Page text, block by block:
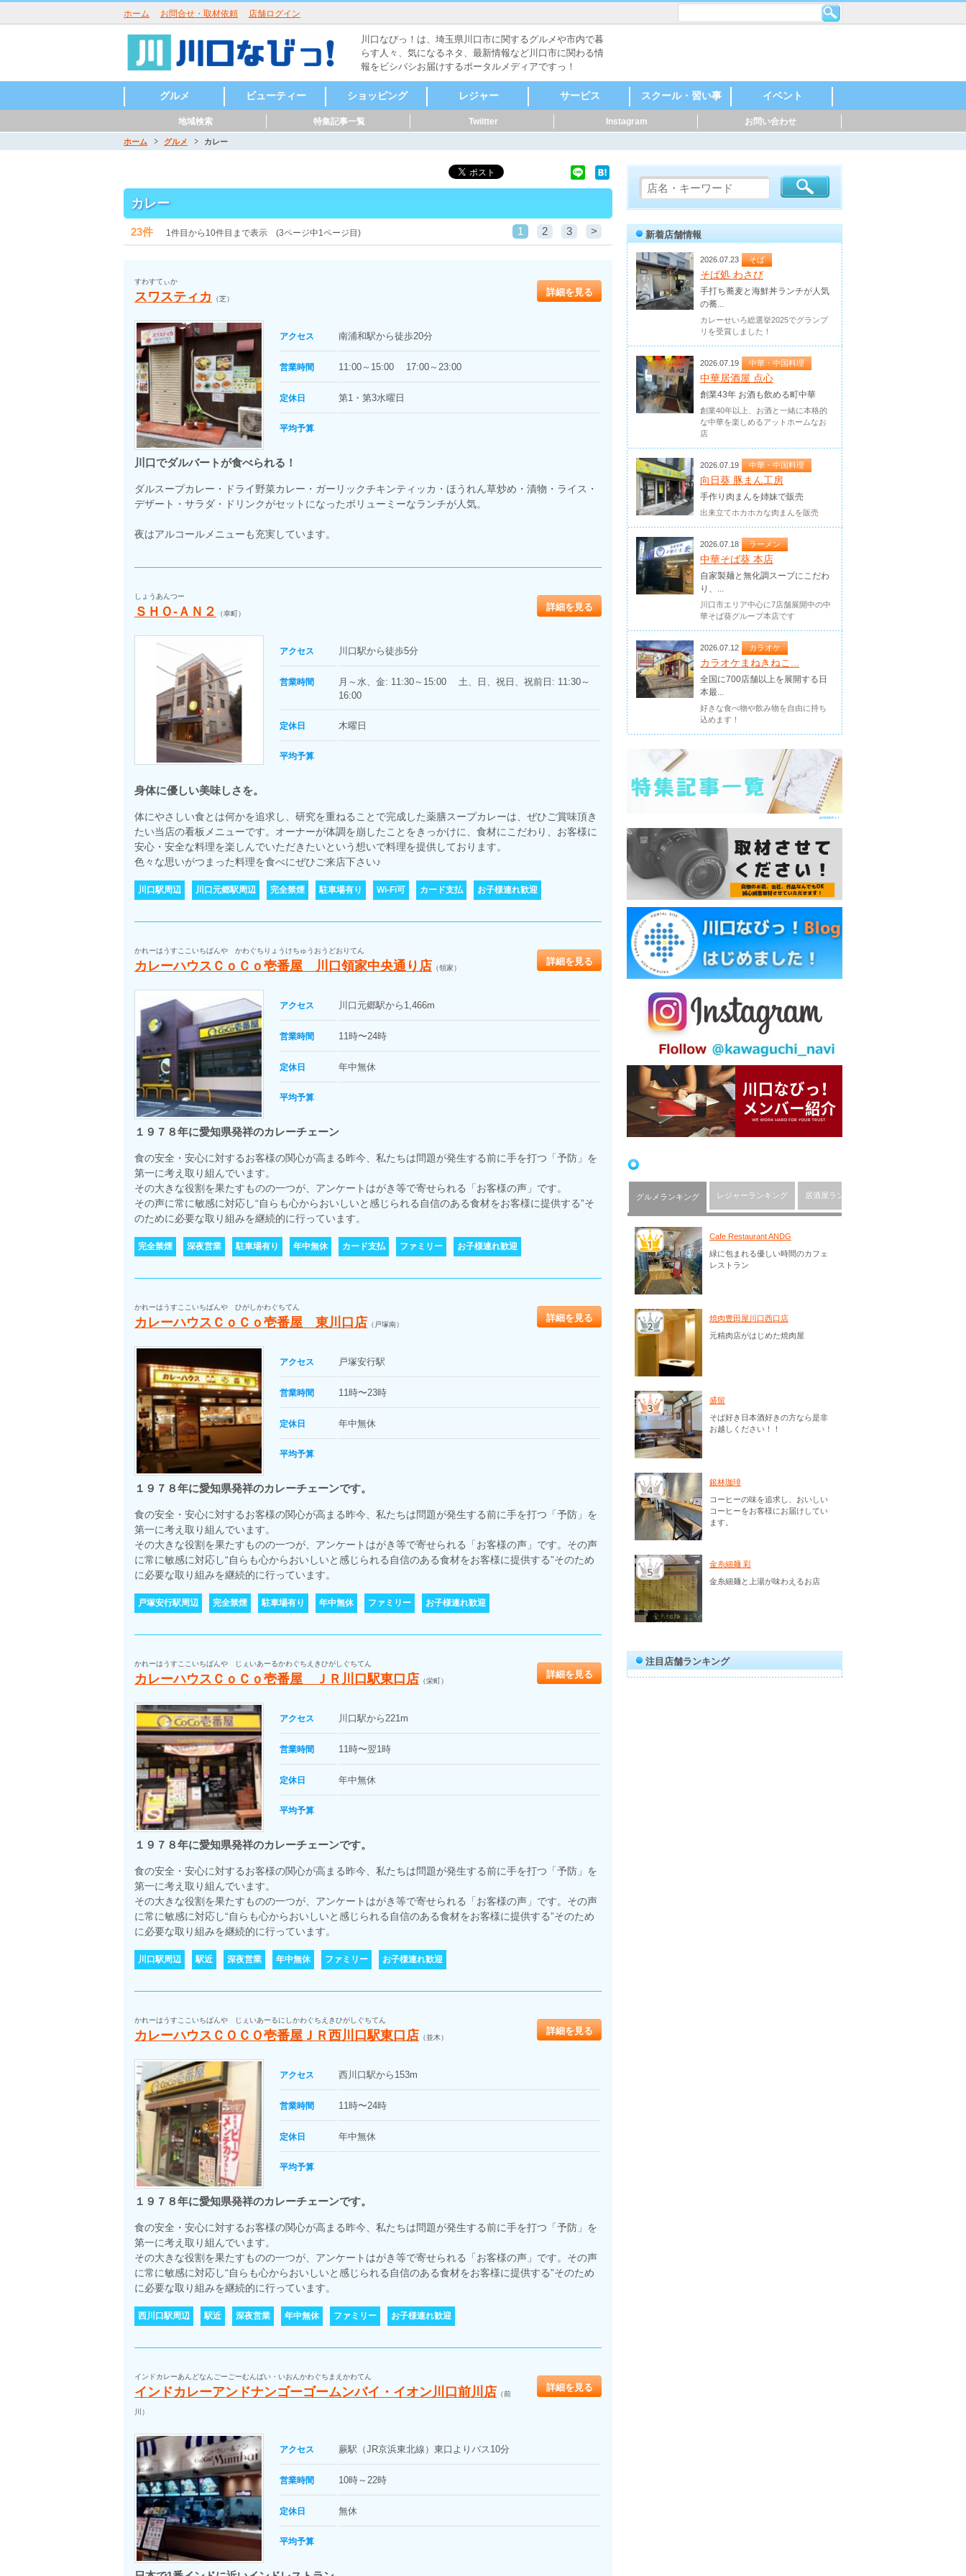
ホーム お問合せ・取材依頼 店舗ログイン
川口なびっ！は、埼玉県川口市に関するグルメや市内で暮
らす人々、気になるネタ、最新情報など川口市に関わる情
報をビシバシお届けするポータルメディアですっ！
グルメ
うどん・そば・麺類
居酒屋・酒屋
和食・日本料理
中華・中国料理
焼肉・鉄板焼
洋食・西洋料理
カフェ・スイーツ
魚介・海鮮料理
アジア・エスニック
カラオケ・パーティ
焼き鳥・からあげ
お弁当・キッチンカ
ー・屋台
その他グルメ
ハンバーガー
ビューティー ショッピング
食料品
ファッション レディース
アクセサリー
本・雑誌・漫画
家電・電化製品
自転車・バイク
新車・中古車
スポーツ用品
メガネ・コンタク
ト・サングラス
CD・DVD
リサイクルショップ
骨董・陶磁器
着物・呉服
美容・健康
家具・インテリア
花・ガーデニング
雑貨
ペット用品
音楽・楽器
セレクトショップ
ドラッグストア・薬
局
その他
ヴィンテージ・古道
具
キャンプ・アウトド
ア
レジャー
カラオケ
ボーリング・ダーツ
ゲームセンター
映画館・劇場
健康ランド・温泉
占い・手相
バッティング
ライブハウス・音楽
体験・ツアー
その他レジャー
サービス
リラクゼーション
カイロプラクティッ
ク
レンタルショップ
レンタルスペース・
シェアオフィス
便利屋・家事代行・
掃除
建築・土木・造園 機械・金属・鉄鋼
印刷・製紙
化学・石油化学
自動車・自動車部
品・バイク
製薬・化粧品
食品・飲料
建築・住宅
質屋・リサイクルシ
ョップ
パフォーマー・ダン
ス
クリーニング・コイ
ンランドリー
アニマル・ペット
花・フラワーアート
スクール・習い事
英語・英会話
スポーツ
料理
音楽
美容・ネイル
着付け・作法
花・ガーデニング
絵・芸術
塾
幼稚園・保育園
マッサージ
ダンス・日本舞踊
ヨガ・ピラティス
ハンドクラフト
イベント
神社・仏閣
お祭り・花火
親子参加型
○○教室
スポーツイベント
音楽・楽器
マルシェ
地域検索
川口駅周辺
東川口駅周辺
西川口駅周辺
川口元郷駅周辺
南鳩ヶ谷駅周辺
鳩ヶ谷駅周辺
新井宿駅周辺
戸塚安行駅周辺
特集記事一覧 Twiitter Instagram お問い合わせ
ホーム グルメ カレー
カレー
23件 1件目から10件目まで表示 (3ページ中1ページ目) 1 2 3 >
すわすてぃか
スワスティカ （芝）
詳細を見る
アクセス 南浦和駅から徒歩20分
営業時間 11:00～15:00 17:00～23:00
定休日 第1・第3水曜日
平均予算
川口でダルバートが食べられる！
ダルスープカレー・ドライ野菜カレー・ガーリックチキンティッカ・ほうれん草炒め・漬物・ライス・
デザート・サラダ・ドリンクがセットになったボリューミーなランチが人気。
夜はアルコールメニューも充実しています。
しょうあんつー
ＳＨＯ‐ＡＮ２ （幸町）
詳細を見る
アクセス 川口駅から徒歩5分
営業時間
月～水、金: 11:30～15:00 土、日、祝日、祝前日: 11:30～
16:00
定休日 木曜日
平均予算
身体に優しい美味しさを。
体にやさしい食とは何かを追求し、研究を重ねることで完成した薬膳スープカレーは、ぜひご賞味頂き
たい当店の看板メニューです。オーナーが体調を崩したことをきっかけに、食材にこだわり、お客様に
安心・安全な料理を楽しんでいただきたいという想いで料理を提供しております。
色々な思いがつまった料理を食べにぜひご来店下さい♪
川口駅周辺 川口元郷駅周辺 完全禁煙 駐車場有り Wi-Fi可 カード支払 お子様連れ歓迎
かれーはうすここいちばんや かわぐちりょうけちゅうおうどおりてん
カレーハウスＣｏＣｏ壱番屋 川口領家中央通り店 （領家）
詳細を見る
アクセス 川口元郷駅から1,466m
営業時間 11時〜24時
定休日 年中無休
平均予算
１９７８年に愛知県発祥のカレーチェーン
食の安全・安心に対するお客様の関心が高まる昨今、私たちは問題が発生する前に手を打つ「予防」を
第一に考え取り組んでいます。
その大きな役割を果たすものの一つが、アンケートはがき等で寄せられる「お客様の声」です。
その声に常に敏感に対応し“自らも心からおいしいと感じられる自信のある食材をお客様に提供する”そ
のために必要な取り組みを継続的に行っています。
完全禁煙 深夜営業 駐車場有り 年中無休 カード支払 ファミリー お子様連れ歓迎
かれーはうすここいちばんや ひがしかわぐちてん
カレーハウスＣｏＣｏ壱番屋 東川口店 （戸塚南）
詳細を見る
アクセス 戸塚安行駅
営業時間 11時〜23時
定休日 年中無休
平均予算
１９７８年に愛知県発祥のカレーチェーンです。
食の安全・安心に対するお客様の関心が高まる昨今、私たちは問題が発生する前に手を打つ「予防」を
第一に考え取り組んでいます。
その大きな役割を果たすものの一つが、アンケートはがき等で寄せられる「お客様の声」です。その声
に常に敏感に対応し“自らも心からおいしいと感じられる自信のある食材をお客様に提供する”そのため
に必要な取り組みを継続的に行っています。
戸塚安行駅周辺 完全禁煙 駐車場有り 年中無休 ファミリー お子様連れ歓迎
かれーはうすここいちばんや じぇいあーるかわぐちえきひがしぐちてん
カレーハウスＣｏＣｏ壱番屋 ＪＲ川口駅東口店 （栄町）
詳細を見る
アクセス 川口駅から221m
営業時間 11時〜翌1時
定休日 年中無休
平均予算
１９７８年に愛知県発祥のカレーチェーンです。
食の安全・安心に対するお客様の関心が高まる昨今、私たちは問題が発生する前に手を打つ「予防」を
第一に考え取り組んでいます。
その大きな役割を果たすものの一つが、アンケートはがき等で寄せられる「お客様の声」です。その声
に常に敏感に対応し“自らも心からおいしいと感じられる自信のある食材をお客様に提供する”そのため
に必要な取り組みを継続的に行っています。
川口駅周辺 駅近 深夜営業 年中無休 ファミリー お子様連れ歓迎
かれーはうすここいちばんや じぇいあーるにしかわぐちえきひがしぐちてん
カレーハウスＣＯＣＯ壱番屋ＪＲ西川口駅東口店 （並木）
詳細を見る
アクセス 西川口駅から153m
営業時間 11時〜24時
定休日 年中無休
平均予算
１９７８年に愛知県発祥のカレーチェーンです。
食の安全・安心に対するお客様の関心が高まる昨今、私たちは問題が発生する前に手を打つ「予防」を
第一に考え取り組んでいます。
その大きな役割を果たすものの一つが、アンケートはがき等で寄せられる「お客様の声」です。その声
に常に敏感に対応し“自らも心からおいしいと感じられる自信のある食材をお客様に提供する”そのため
に必要な取り組みを継続的に行っています。
西川口駅周辺 駅近 深夜営業 年中無休 ファミリー お子様連れ歓迎
インドカレーあんどなんごーごーむんばい・いおんかわぐちまえかわてん
インドカレーアンドナンゴーゴームンバイ・イオン川口前川店 （前
川）
詳細を見る
アクセス 蕨駅（JR京浜東北線）東口よりバス10分
営業時間 10時～22時
定休日 無休
平均予算
新着店舗情報
2026.07.23 そば
そば処 わさび
手打ち蕎麦と海鮮丼ランチが人気
の蕎...
カレーせいろ総選挙2025でグランプ
リを受賞しました！
2026.07.19 中華・中国料理
中華居酒屋 点心
創業43年 お酒も飲める町中華
創業40年以上、お酒と一緒に本格的
な中華を楽しめるアットホームなお
店
2026.07.19 中華・中国料理
向日葵 豚まん工房
手作り肉まんを姉妹で販売
出来立てホカホカな肉まんを販売
2026.07.18 ラーメン
中華そば葵 本店
自家製麺と無化調スープにこだわ
り、...
川口市エリア中心に7店舗展開中の中
華そば葵グループ本店です
2026.07.12 カラオケ
カラオケまねきねこ...
全国に700店舗以上を展開する日
本最...
好きな食べ物や飲み物を自由に持ち
込めます！
グルメランキング レジャーランキング 居酒屋ランキング
Cafe Restaurant ANDG
緑に包まれる優しい時間のカフェ
レストラン
焼肉豊田屋川口西口店
元精肉店がはじめた焼肉屋
盛留
そば好き日本酒好きの方なら是非
お越しください！！
銀林珈琲
コーヒーの味を追求し、おいしい
コーヒーをお客様にお届けしてい
ます。
金糸細麺 彩
金糸細麺と上湯が味わえるお店
注目店舗ランキング